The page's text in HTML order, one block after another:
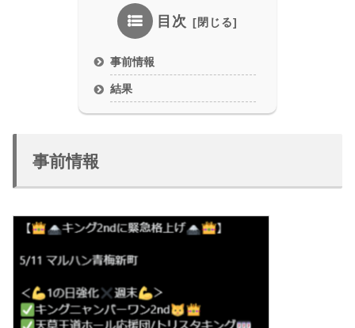
目次
事前情報
結果
事前情報